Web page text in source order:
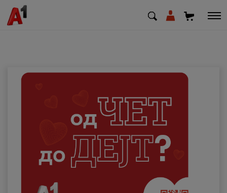
Деловни
Поддршка